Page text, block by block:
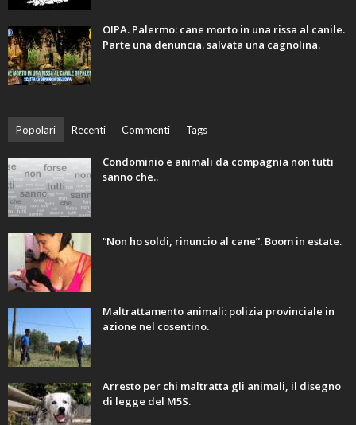
OIPA. Palermo: cane morto in una rissa al canile.
Parte una denuncia. salvata una cagnolina.
Popolari Recenti Commenti Tags
Condominio e animali da compagnia non tutti
sanno che..
“Non ho soldi, rinuncio al cane”. Boom in estate.
Maltrattamento animali: polizia provinciale in
azione nel cosentino.
Arresto per chi maltratta gli animali, il disegno
di legge del M5S.